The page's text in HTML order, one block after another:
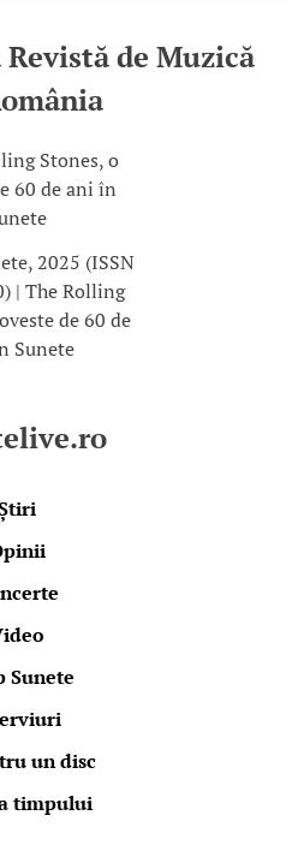
de Muzică
2025 (ISSN
| The Rolling
de 60 de
Sunete
Sunete
un disc
timpului